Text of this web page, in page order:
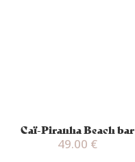
Caï-Piranha Beach bar
49.00 €